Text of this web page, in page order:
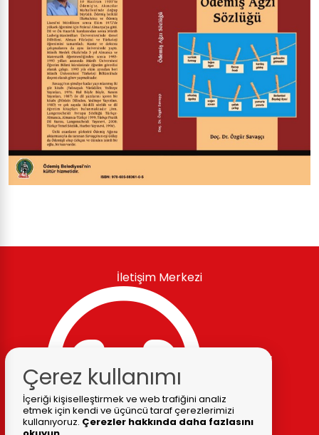
İletişim Merkezi
444 33 95
Çerez kullanımı
İçeriği kişiselleştirmek ve web trafiğini analiz
etmek için kendi ve üçüncü taraf çerezlerimizi
kullanıyoruz. Çerezler hakkında daha fazlasını